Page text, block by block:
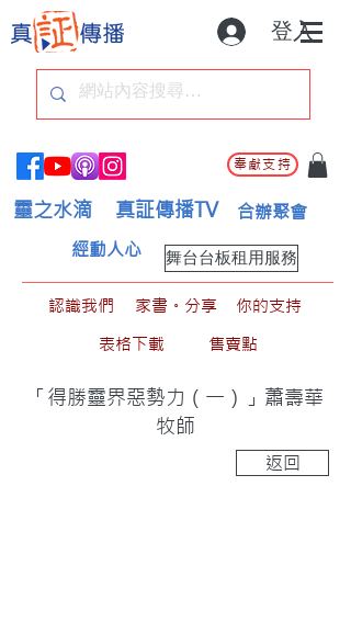
登入
奉獻支持
靈之水滴 真証傳播TV 合辦聚會
舞台台板租用服務
經動人心
認識我們 家書。分享
你的支持
表格下載
售賣點
「得勝靈界惡勢力（一）」蕭壽華
牧師
返回